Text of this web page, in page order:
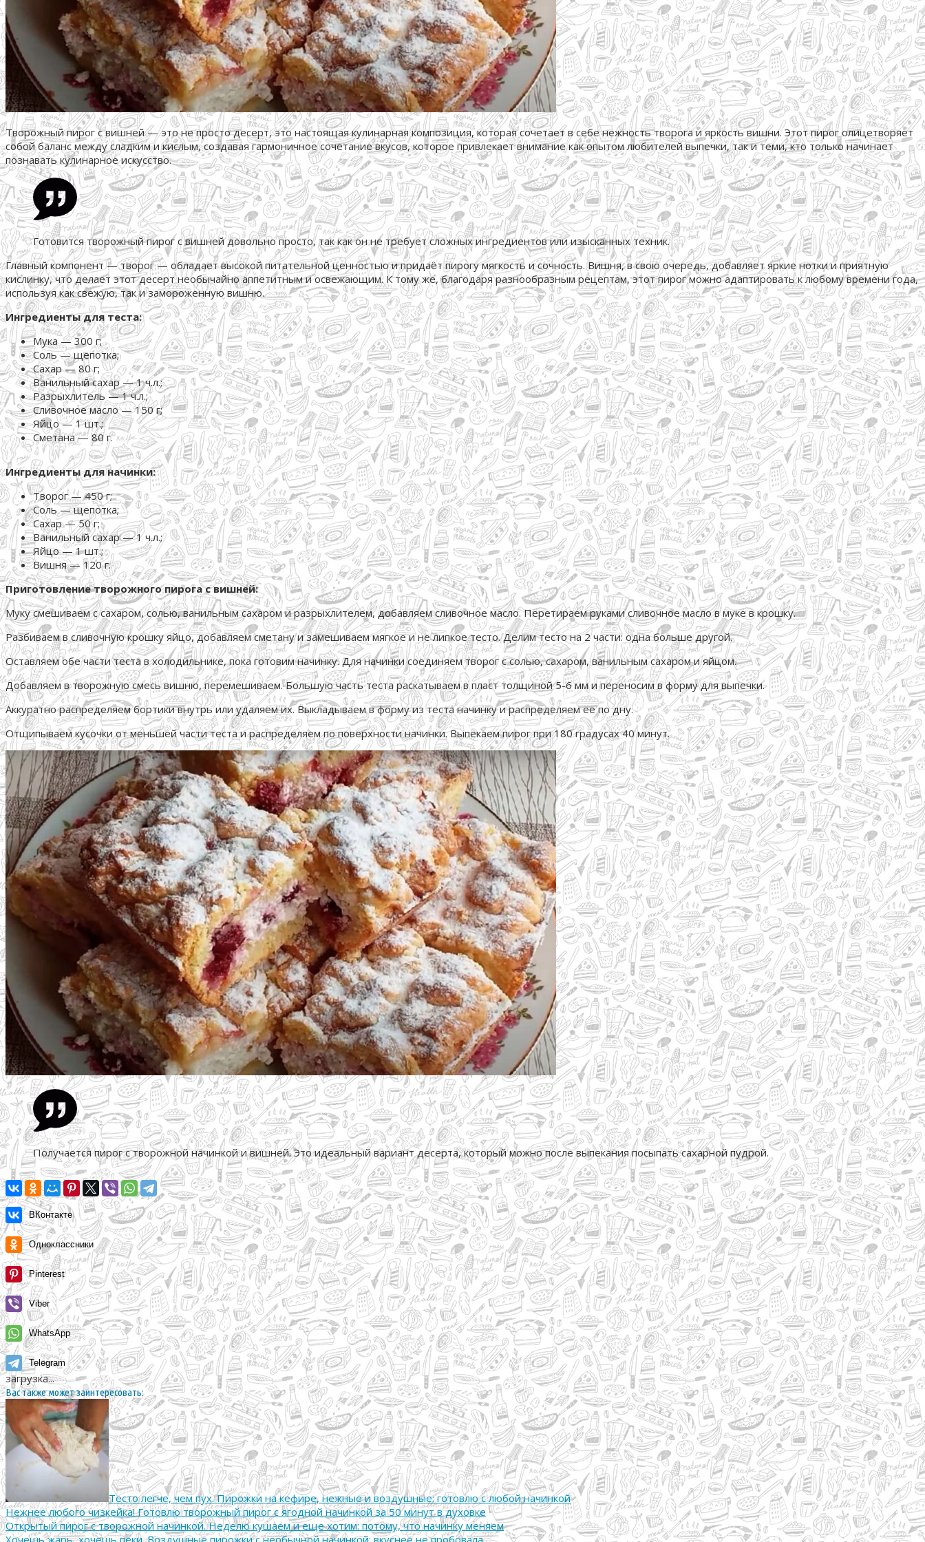
Творожный пирог с вишней — это не просто десерт, это настоящая кулинарная композиция, которая сочетает в себе нежность творога и яркость вишни. Этот пирог олицетворяет
собой баланс между сладким и кислым, создавая гармоничное сочетание вкусов, которое привлекает внимание как опытом любителей выпечки, так и теми, кто только начинает
познавать кулинарное искусство.
Готовится творожный пирог с вишней довольно просто, так как он не требует сложных ингредиентов или изысканных техник.
Главный компонент — творог — обладает высокой питательной ценностью и придаёт пирогу мягкость и сочность. Вишня, в свою очередь, добавляет яркие нотки и приятную
кислинку, что делает этот десерт необычайно аппетитным и освежающим. К тому же, благодаря разнообразным рецептам, этот пирог можно адаптировать к любому времени года,
используя как свежую, так и замороженную вишню.
Ингредиенты для теста:
Мука — 300 г;
Соль — щепотка;
Сахар — 80 г;
Ванильный сахар — 1 ч.л.;
Разрыхлитель — 1 ч.л.;
Сливочное масло — 150 г;
Яйцо — 1 шт.;
Сметана — 80 г.
Ингредиенты для начинки:
Творог — 450 г;
Соль — щепотка;
Сахар — 50 г;
Ванильный сахар — 1 ч.л.;
Яйцо — 1 шт.;
Вишня — 120 г.
Приготовление творожного пирога с вишней:
Муку смешиваем с сахаром, солью, ванильным сахаром и разрыхлителем, добавляем сливочное масло. Перетираем руками сливочное масло в муке в крошку.
Разбиваем в сливочную крошку яйцо, добавляем сметану и замешиваем мягкое и не липкое тесто. Делим тесто на 2 части: одна больше другой.
Оставляем обе части теста в холодильнике, пока готовим начинку. Для начинки соединяем творог с солью, сахаром, ванильным сахаром и яйцом.
Добавляем в творожную смесь вишню, перемешиваем. Большую часть теста раскатываем в пласт толщиной 5-6 мм и переносим в форму для выпечки.
Аккуратно распределяем бортики внутрь или удаляем их. Выкладываем в форму из теста начинку и распределяем ее по дну.
Отщипываем кусочки от меньшей части теста и распределяем по поверхности начинки. Выпекаем пирог при 180 градусах 40 минут.
Получается пирог с творожной начинкой и вишней. Это идеальный вариант десерта, который можно после выпекания посыпать сахарной пудрой.
ВКонтакте
Одноклассники
Pinterest
Viber
WhatsApp
Telegram
загрузка...
Вас также может заинтересовать:
Тесто легче, чем пух. Пирожки на кефире, нежные и воздушные: готовлю с любой начинкой
Нежнее любого чизкейка! Готовлю творожный пирог с ягодной начинкой за 50 минут в духовке
Открытый пирог с творожной начинкой. Неделю кушаем и еще хотим: потому, что начинку меняем